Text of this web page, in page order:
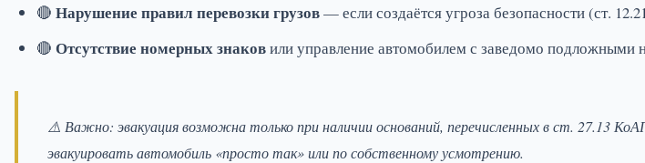
🔴 Нарушение правил перевозки грузов— если создаётся угроза безопасности (ст.
🔴 Отсутствие номерных знаковили управление автомобилем с заведомо
⚠️ Важно: эвакуация возможна только при наличии оснований, перечисленных в ст. 27.13
эвакуировать автомобиль «просто так» или по собственному усмотрению.